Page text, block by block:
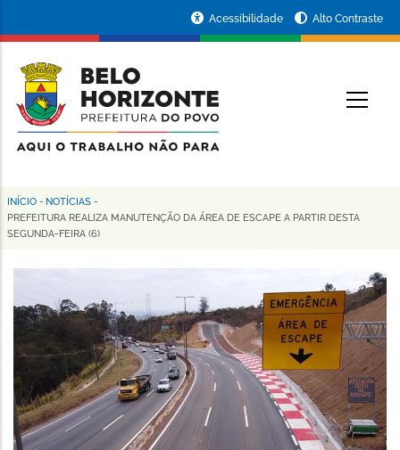
conteúdo
principal
da
Prefeitura
de
Horizonte
Acessibilidade Alto Contraste
Trilha
de
navegação
INÍCIO - NOTÍCIAS -
PREFEITURA REALIZA MANUTENÇÃO DA ÁREA DE ESCAPE A PARTIR DESTA
SEGUNDA-FEIRA (6)